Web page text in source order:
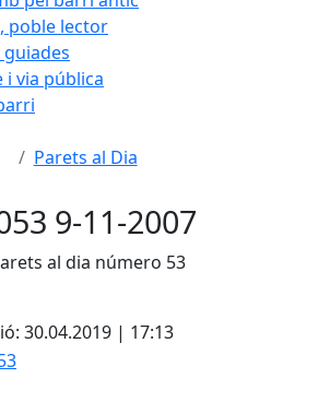
poble lector
i via pública
Parets al Dia
9-11-2007
al dia número 53
30.04.2019 | 17:13